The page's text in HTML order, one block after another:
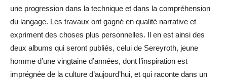
une progression dans la technique et dans la compréhension
du langage. Les travaux ont gagné en qualité narrative et
expriment des choses plus personnelles. Il en est ainsi des
deux albums qui seront publiés, celui de Sereyroth, jeune
homme d’une vingtaine d’années, dont l’inspiration est
imprégnée de la culture d’aujourd’hui, et qui raconte dans un